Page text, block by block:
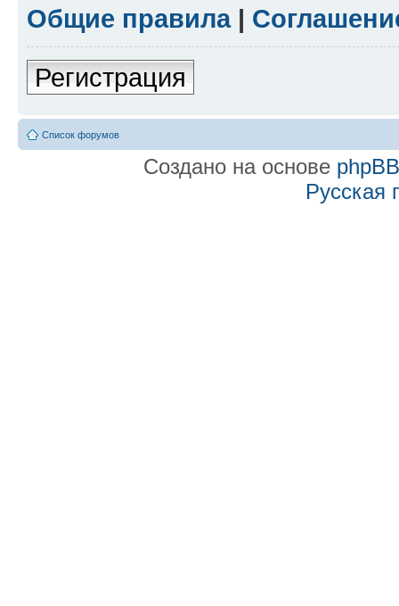
Общие правила|
Регистрация
Список форумов
Создано на основе phpBB
Русская